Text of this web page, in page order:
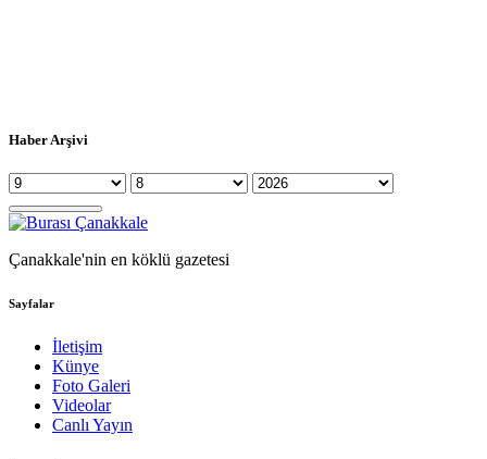
Haber Arşivi
Çanakkale'nin en köklü gazetesi
Sayfalar
İletişim
Künye
Foto Galeri
Videolar
Canlı Yayın